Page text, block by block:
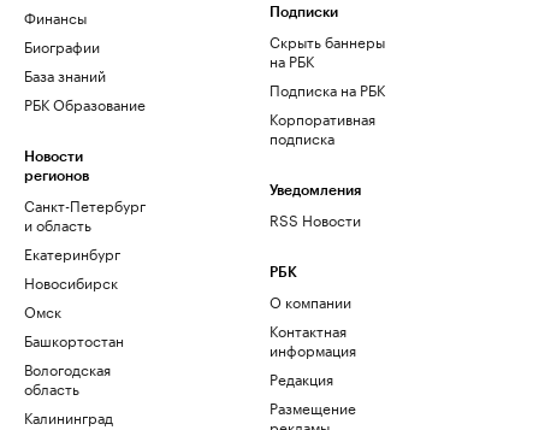
Финансы
Биографии
База знаний
РБК Образование
Новости
регионов
Санкт-Петербург
и область
Екатеринбург
Новосибирск
Омск
Башкортостан
Вологодская
область
Калининград
Подписки
Скрыть баннеры
на РБК
Подписка на РБК
Корпоративная
подписка
Уведомления
RSS Новости
РБК
О компании
Контактная
информация
Редакция
Размещение